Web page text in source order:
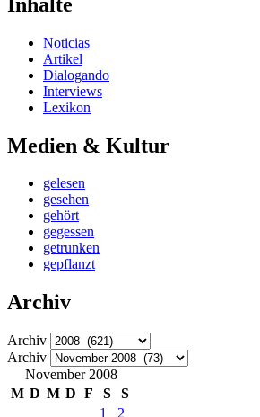
Noticias
Artikel
Dialogando
Interviews
Lexikon
Medien & Kultur
gelesen
gesehen
gehört
gegessen
getrunken
gepflanzt
Archiv
Archiv
Archiv
November 2008
M D M D F S
S
1
2